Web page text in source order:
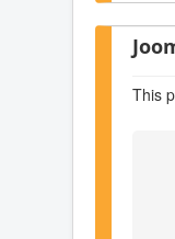
This